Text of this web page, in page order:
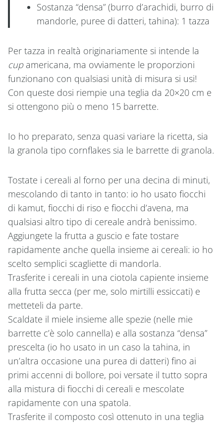
Sostanza “densa” (burro d’arachidi, burro di
mandorle, puree di datteri, tahina): 1 tazza
Per tazza in realtà originariamente si intende la
cupamericana, ma ovviamente le proporzioni
funzionano con qualsiasi unità di misura si usi!
Con queste dosi riempie una teglia da 20×20 cm e
si ottengono più o meno 15 barrette.
Io ho preparato, senza quasi variare la ricetta, sia
la granola tipo cornflakes sia le barrette di granola.
Tostate i cereali al forno per una decina di minuti,
mescolando di tanto in tanto: io ho usato fiocchi
di kamut, fiocchi di riso e fiocchi d’avena, ma
qualsiasi altro tipo di cereale andrà benissimo.
Aggiungete la frutta a guscio e fate tostare
rapidamente anche quella insieme ai cereali: io ho
scelto semplici scagliette di mandorla.
Trasferite i cereali in una ciotola capiente insieme
alla frutta secca (per me, solo mirtilli essiccati) e
metteteli da parte.
Scaldate il miele insieme alle spezie (nelle mie
barrette c’è solo cannella) e alla sostanza “densa”
prescelta (io ho usato in un caso la tahina, in
un’altra occasione una purea di datteri) fino ai
primi accenni di bollore, poi versate il tutto sopra
alla mistura di fiocchi di cereali e mescolate
rapidamente con una spatola.
Trasferite il composto così ottenuto in una teglia